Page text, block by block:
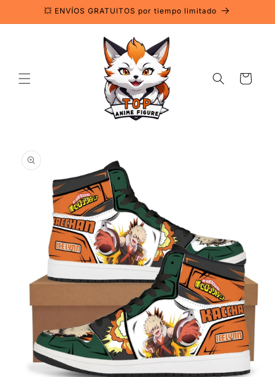
directamente
al contenido
💥 ENVÍOS GRATUITOS por tiempo limitado
Carrito
información
del producto